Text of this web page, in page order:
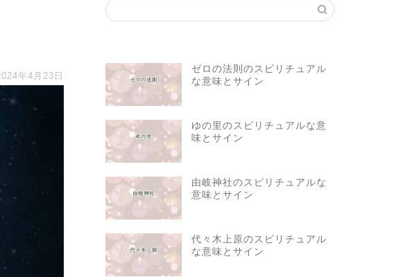
年4月23日
ゼロの法則のスピリチュアル
な意味とサイン
ゆの里のスピリチュアルな意
味とサイン
由岐神社のスピリチュアルな
意味とサイン
代々木上原のスピリチュアル
な意味とサイン